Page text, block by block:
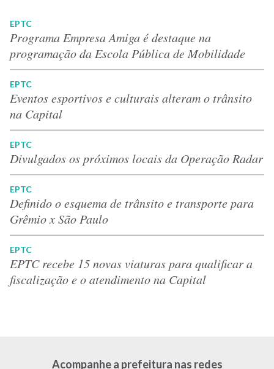
EPTC
Programa Empresa Amiga é destaque na
programação da Escola Pública de Mobilidade
EPTC
Eventos esportivos e culturais alteram o trânsito
na Capital
EPTC
Divulgados os próximos locais da Operação Radar
EPTC
Definido o esquema de trânsito e transporte para
Grêmio x São Paulo
EPTC
EPTC recebe 15 novas viaturas para qualificar a
fiscalização e o atendimento na Capital
Acompanhe a prefeitura nas redes